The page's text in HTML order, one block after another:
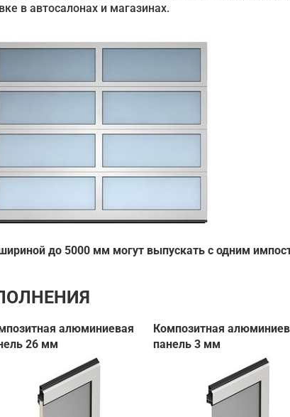
в автосалонах и магазинах.
до 5000 мм могут выпускать с одним
алюминиевая
26 мм
Композитная
панель 3 мм